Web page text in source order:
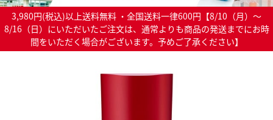
3,980円(税込)以上送料無料 ・全国送料一律600円【8/10（月）～
8/16（日）にいただいたご注文は、通常よりも商品の発送までにお時
間をいただく場合がございます。予めご了承ください】